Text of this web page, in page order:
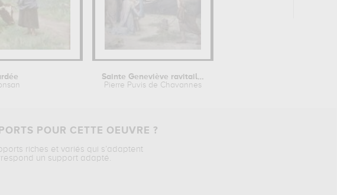
Sainte Geneviève ravitaille Paris...
Pierre Puvis de Chavannes
POUR CETTE OEUVRE ?
riches et variés qui s’adaptent
un support adapté.